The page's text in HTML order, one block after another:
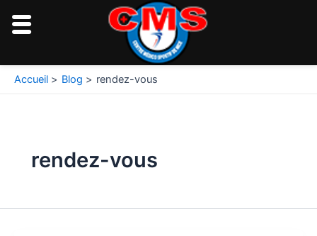
Accueil Blog rendez-vous
rendez-vous